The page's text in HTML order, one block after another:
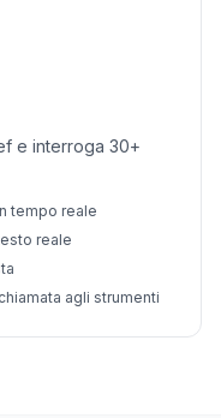
e interroga 30+
tempo reale
reale
agli strumenti